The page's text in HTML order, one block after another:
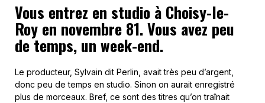
Vous entrez en studio à Choisy-le-
Roy en novembre 81. Vous avez peu
de temps, un week-end.
Le producteur, Sylvain dit Perlin, avait très peu d’argent,
donc peu de temps en studio. Sinon on aurait enregistré
plus de morceaux. Bref, ce sont des titres qu’on traînait